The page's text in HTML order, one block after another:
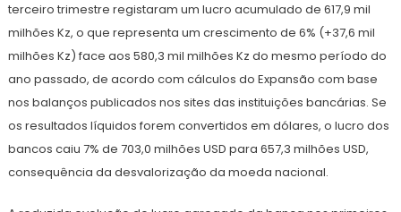
terceiro trimestre registaram um lucro acumulado de 617,9 mil
milhões Kz, o que representa um crescimento de 6% (+37,6 mil
milhões Kz) face aos 580,3 mil milhões Kz do mesmo período do
ano passado, de acordo com cálculos do Expansão com base
nos balanços publicados nos sites das instituições bancárias. Se
os resultados líquidos forem convertidos em dólares, o lucro dos
bancos caiu 7% de 703,0 milhões USD para 657,3 milhões USD,
consequência da desvalorização da moeda nacional.